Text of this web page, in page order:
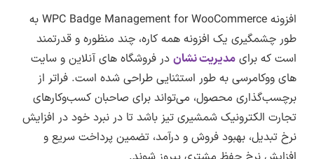
بروزرسانی شد.
تغییرات نسخه ۳.۱.۹
بروزرسانی زبان فارسی توسط لرن دی ال
لیست تغییرات درون فایل changelog.txt افزونه
قرار دارد.
پس از پرداخت حق اشتراک به همه قالب،افزونه ها
و دموهای فارسی موجود در سایت لرن دی ال
دسترسی خواهید داشت.
پس از خرید حق اشتراک به همین بخش مراجعه
کنید و در تب دریافت افزونه روی لینک دانلود
کنید.به این صورت می توانید هر یک از قالب و
وردپرس ( وردپرس خام فاقد هرگونه افزونه و همراه
با قالب پیشفرض ) بررسی فنی شده و روی سایت
قرار می گیرد.
پس از دریافت این افزونه روی سیستم شخصی
خودتان فایل دریافتی را از حالت فشرده خارج کنید
و درون پوشه ایجاد شده به پوشه Plugin مراجعه
کنید و فایل اصلی را روی سایت خودتان نصب کنید.
افزونه WPC Badge Management for WooCommerce به
طور چشمگیری یک افزونه همه کاره، چند منظوره و قدرتمند
است که برای مدیریت نشان در فروشگاه های آنلاین و سایت
های ووکامرسی به طور استثنایی طراحی شده است. فراتر از
برچسب‌گذاری محصول، می‌تواند برای صاحبان کسب‌وکارهای
تجارت الکترونیک شمشیری تیز باشد تا در نبرد خود در افزایش
نرخ تبدیل، بهبود فروش و درآمد، تضمین پرداخت سریع و